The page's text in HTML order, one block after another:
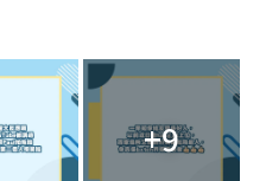
+9